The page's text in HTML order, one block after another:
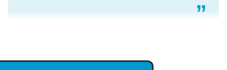
説してる記事が少ないので貴重な良記事。/続編来た